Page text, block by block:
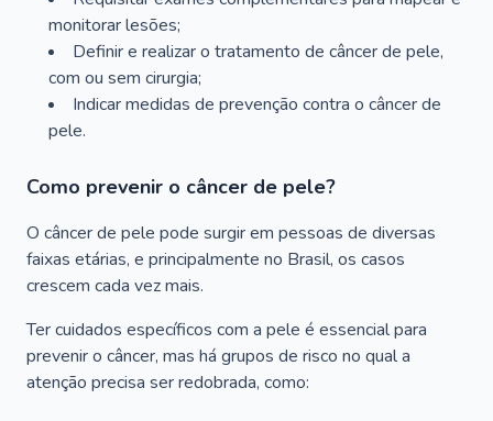
monitorar lesões;
Definir e realizar o tratamento de câncer de pele,
com ou sem cirurgia;
Indicar medidas de prevenção contra o câncer de
pele.
Como prevenir o câncer de pele?
O câncer de pele pode surgir em pessoas de diversas
faixas etárias, e principalmente no Brasil, os casos
crescem cada vez mais.
Ter cuidados específicos com a pele é essencial para
prevenir o câncer, mas há grupos de risco no qual a
atenção precisa ser redobrada, como: